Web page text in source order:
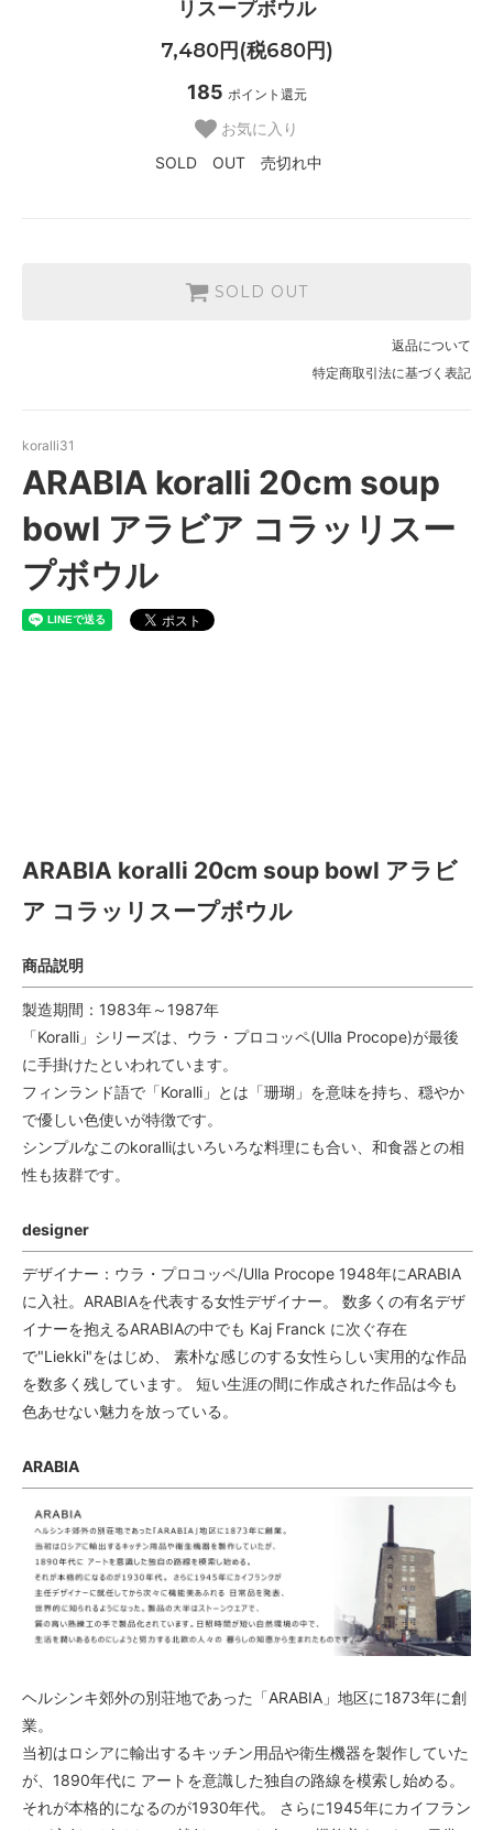
リスープボウル
7,480円(税680円)
185 ポイント還元
お気に入り
SOLD OUT 売切れ中
SOLD OUT
返品について
特定商取引法に基づく表記
koralli31
ARABIA koralli 20cm soup
bowl アラビア コラッリスー
プボウル
ARABIA koralli 20cm soup bowl アラビ
ア コラッリスープボウル
商品説明
製造期間：1983年～1987年
「Koralli」シリーズは、ウラ・プロコッペ(Ulla Procope)が最後
に手掛けたといわれています。
フィンランド語で「Koralli」とは「珊瑚」を意味を持ち、穏やか
で優しい色使いが特徴です。
シンプルなこのkoralliはいろいろな料理にも合い、和食器との相
性も抜群です。
designer
デザイナー：ウラ・プロコッペ/Ulla Procope 1948年にARABIA
に入社。ARABIAを代表する女性デザイナー。 数多くの有名デザ
イナーを抱えるARABIAの中でも Kaj Franck に次ぐ存在
で"Liekki"をはじめ、 素朴な感じのする女性らしい実用的な作品
を数多く残しています。 短い生涯の間に作成された作品は今も
色あせない魅力を放っている。
ARABIA
ヘルシンキ郊外の別荘地であった「ARABIA」地区に1873年に創
業。
当初はロシアに輸出するキッチン用品や衛生機器を製作していた
が、1890年代に アートを意識した独自の路線を模索し始める。
それが本格的になるのが1930年代。 さらに1945年にカイフラン